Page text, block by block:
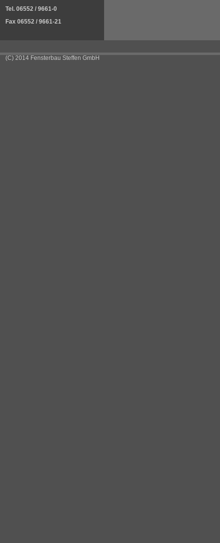
Tel. 06552 / 9661-0
Fax 06552 / 9661-21
(C) 2014 Fensterbau Steffen GmbH